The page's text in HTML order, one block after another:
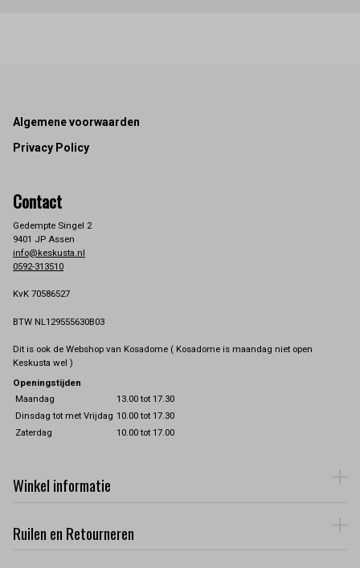
Footer
Algemene voorwaarden
Privacy Policy
Contact
Gedempte Singel 2
9401 JP Assen
info@keskusta.nl
0592-313510
KvK 70586527
BTW NL129555630B03
Dit is ook de Webshop van Kosadome ( Kosadome is maandag niet open
Keskusta wel )
Openingstijden
Maandag
13.00 tot 17.30
Dinsdag tot met Vrijdag 10.00 tot 17.30
Zaterdag
10.00 tot 17.00
Winkel informatie
Ruilen en Retourneren